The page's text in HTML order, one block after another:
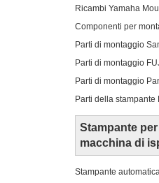
Ricambi Yamaha
Componenti per
Parti di montaggio
Parti di montaggio
Parti di montaggio
Parti della stampante
Stampante
macchina di
Stampante